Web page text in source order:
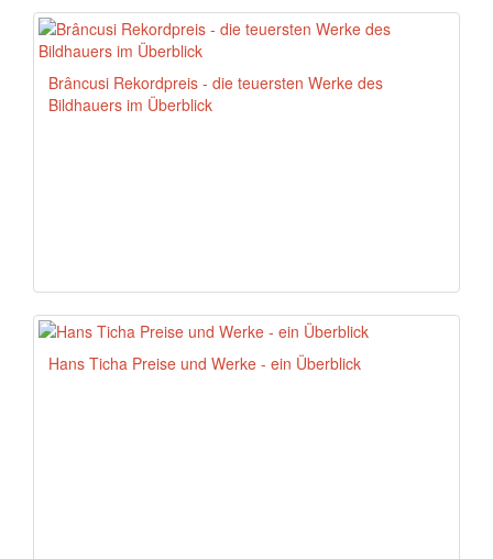
Brâncusi Rekordpreis - die teuersten Werke des
Bildhauers im Überblick
Hans Ticha Preise und Werke - ein Überblick